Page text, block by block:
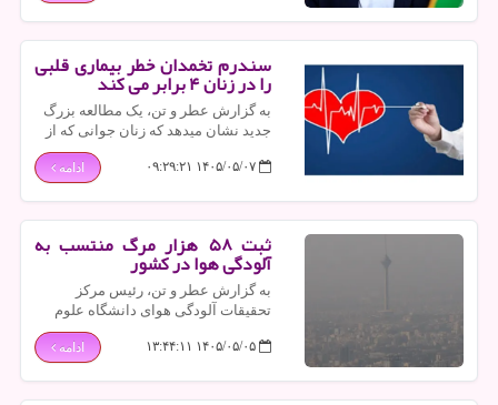
سندرم تخمدان خطر بیماری قلبی
را در زنان ۴ برابر می کند
به گزارش عطر و تن، یک مطالعه بزرگ
جدید نشان میدهد که زنان جوانی که از
یک بیماری هورمونی در رابطه با تخمدان
رنج می برند، ممکنست با خطر بیشتر
۱۴۰۵/۰۵/۰۷ ۰۹:۲۹:۲۱ ادامه
ثبت ۵۸ هزار مرگ منتسب به
آلودگی هوا در کشور
به گزارش عطر و تن، رئیس مرکز
تحقیقات آلودگی هوای دانشگاه علوم
پزشکی تهران اظهار داشت: بررسی ها
نشان میدهد که ۵۸ هزار مرگ منتسب به
۱۴۰۵/۰۵/۰۵ ۱۳:۴۴:۱۱ ادامه